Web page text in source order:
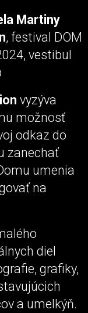
Martiny
, festival DOM
vestibul
vyzýva
možnosť
odkaz do
zanechať
umenia
na
diel
grafiky,
a umelkýň.